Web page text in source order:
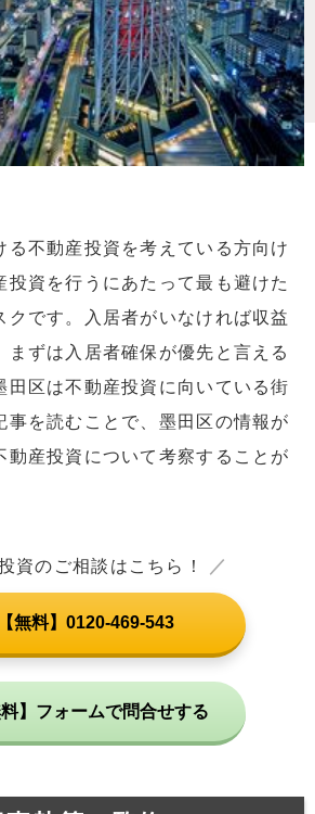
る不動産投資を考えている方向け
投資を行うにあたって最も避けた
クです。入居者がいなければ収益
まずは入居者確保が優先と言える
田区は不動産投資に向いている街
事を読むことで、墨田区の情報が
動産投資について考察することが
資のご相談はこちら！ ／
無料】0120-469-543
料】フォームで問合せする